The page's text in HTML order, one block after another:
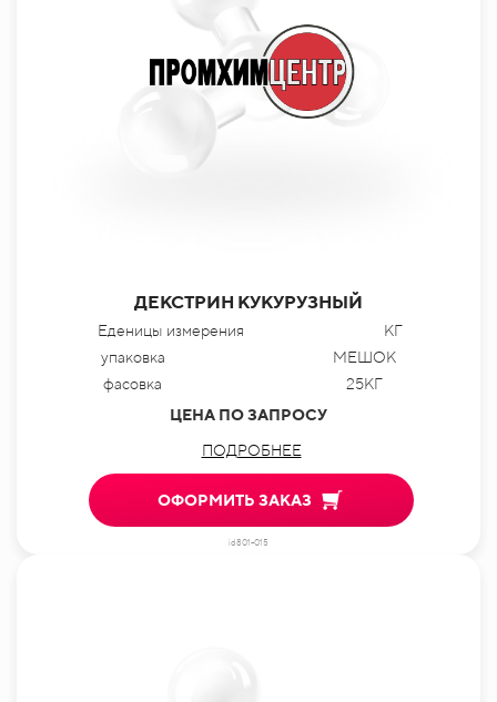
ДЕКСТРИН КУКУРУЗНЫЙ
Еденицы измерения
КГ
упаковка
МЕШОК
фасовка
25КГ
ЦЕНА ПО ЗАПРОСУ
ПОДРОБНЕЕ
ОФОРМИТЬ ЗАКАЗ
id801-015